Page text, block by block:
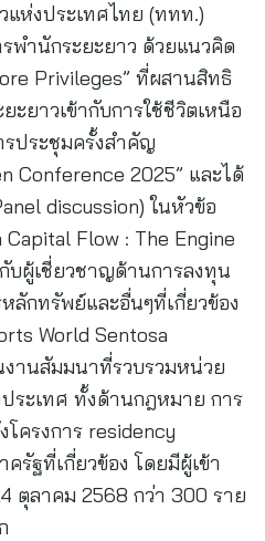
แห่งประเทศไทย (ททท.)
พำนักระยะยาว ด้วยแนวคิด
Privileges” ที่ผสานสิทธิ
ยาวเข้ากับการใช้ชีวิตเหนือ
รประชุมครั้งสำคัญ
Conference 2025” และได้
discussion) ในหัวข้อ
Flow : The Engine
บผู้เชี่ยวชาญด้านการลงทุน
ลักทรัพย์และอื่นๆที่เกี่ยวข้อง
World Sentosa
านสัมมนาที่รวบรวมหน่วย
ระเทศ ทั้งด้านกฎหมาย การ
ครงการ residency
รัฐที่เกี่ยวข้อง โดยมีผู้เข้า
ตุลาคม 2568 กว่า 300 ราย